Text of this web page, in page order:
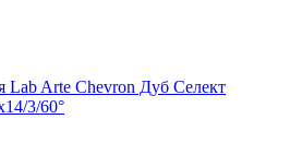
Lab Arte Chevron Дуб Селект
3/60°